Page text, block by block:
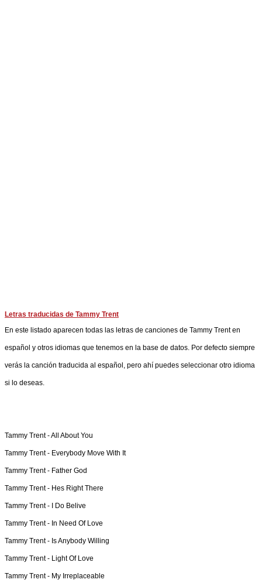
Letras traducidas de Tammy Trent
En este listado aparecen todas las letras de canciones de Tammy Trent en
español y otros idiomas que tenemos en la base de datos. Por defecto siempre
verás la canción traducida al español, pero ahí puedes seleccionar otro idioma
si lo deseas.
Tammy Trent -All About You
Tammy Trent - Everybody Move With It
Tammy Trent - Father God
Tammy Trent - Hes Right There
Tammy Trent - I Do Belive
Tammy Trent - In Need Of Love
Tammy Trent - Is Anybody Willing
Tammy Trent - Light Of Love
Tammy Trent - My Irreplaceable